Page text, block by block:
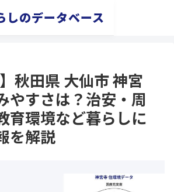
しのデータベース
秋田県 大仙市 神宮
やすさは？治安・周
育環境など暮らしに
を解説